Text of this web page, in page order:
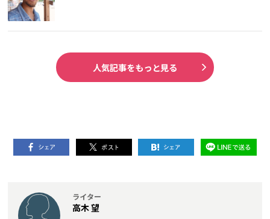
人気記事をもっと見る
ライター
高木 望